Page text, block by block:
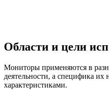
Области и цели
Мониторы применяются в
деятельности, а специфика их
характеристиками.